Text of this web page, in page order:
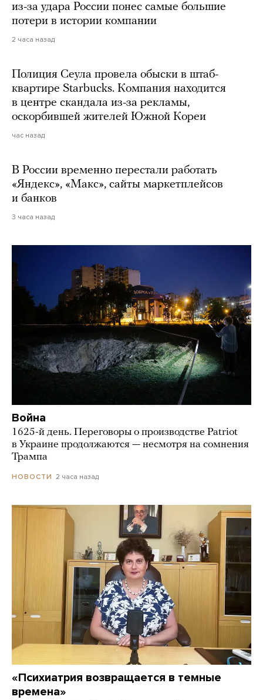
из-за удара России понес самые большие
потери в истории компании
2 часа назад
Полиция Сеула провела обыски в штаб-
квартире Starbucks. Компания находится
в центре скандала из-за рекламы,
оскорбившей жителей Южной Кореи
час назад
В России временно перестали работать
«Яндекс», «Макс», сайты маркетплейсов
и банков
3 часа назад
Война
1625-й день. Переговоры о производстве Patriot
в Украине продолжаются — несмотря на сомнения
Трампа
НОВОСТИ 2 часа назад
«Психиатрия возвращается в темные
времена»